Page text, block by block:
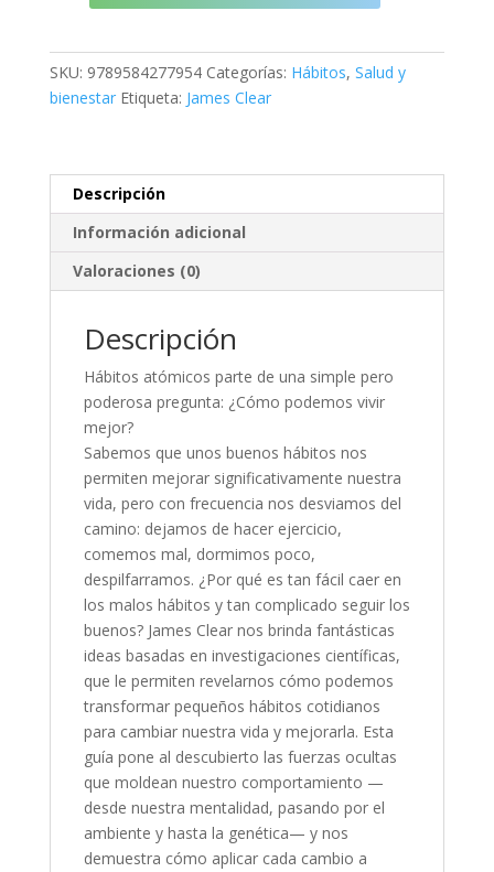
SKU: 9789584277954 Categorías: Hábitos, Salud y
bienestar Etiqueta: James Clear
Descripción
Información adicional
Valoraciones (0)
Descripción
Hábitos atómicos parte de una simple pero
poderosa pregunta: ¿Cómo podemos vivir
mejor?
Sabemos que unos buenos hábitos nos
permiten mejorar significativamente nuestra
vida, pero con frecuencia nos desviamos del
camino: dejamos de hacer ejercicio,
comemos mal, dormimos poco,
despilfarramos. ¿Por qué es tan fácil caer en
los malos hábitos y tan complicado seguir los
buenos? James Clear nos brinda fantásticas
ideas basadas en investigaciones científicas,
que le permiten revelarnos cómo podemos
transformar pequeños hábitos cotidianos
para cambiar nuestra vida y mejorarla. Esta
guía pone al descubierto las fuerzas ocultas
que moldean nuestro comportamiento —
desde nuestra mentalidad, pasando por el
ambiente y hasta la genética— y nos
demuestra cómo aplicar cada cambio a